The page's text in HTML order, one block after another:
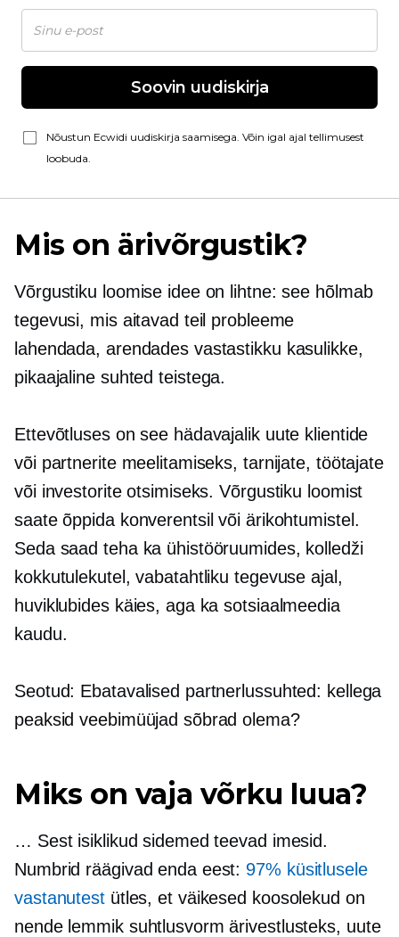
Soovin uudiskirja
Nõustun Ecwidi uudiskirja saamisega. Võin igal ajal tellimusest
loobuda.
Mis on ärivõrgustik?
Võrgustiku loomise idee on lihtne: see hõlmab
tegevusi, mis aitavad teil probleeme
lahendada, arendades vastastikku kasulikke,
pikaajalinesuhted teistega.
Ettevõtluses on see hädavajalik uute klientide
või partnerite meelitamiseks, tarnijate, töötajate
või investorite otsimiseks. Võrgustiku loomist
saate õppida konverentsil või ärikohtumistel.
Seda saad teha ka ühistööruumides, kolledži
kokkutulekutel, vabatahtliku tegevuse ajal,
huviklubides käies, aga ka sotsiaalmeedia
kaudu.
Seotud: Ebatavalised partnerlussuhted: kellega
peaksid veebimüüjad sõbrad olema?
Miks on vaja võrku luua?
… Sest isiklikud sidemed teevad imesid.
Numbrid räägivad enda eest: 97% küsitlusele
vastanutestütles, et väikesed koosolekud on
nende lemmik suhtlusvorm ärivestlusteks, uute